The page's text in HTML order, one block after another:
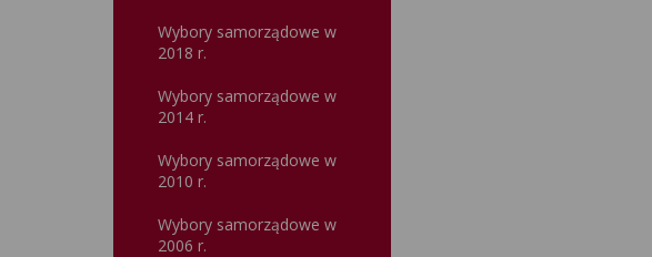
Wybory samorządowe w
2018 r.
Wybory samorządowe w
2014 r.
Wybory samorządowe w
2010 r.
Wybory samorządowe w
2006 r.